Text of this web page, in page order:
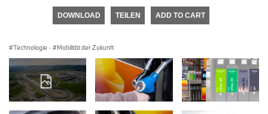
DOWNLOAD TEILEN ADD TO CART
Technologie · Mobilität der Zukunft